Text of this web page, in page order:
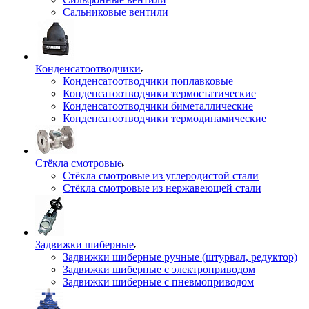
Сальниковые вентили
Конденсатоотводчики
Конденсатоотводчики поплавковые
Конденсатоотводчики термостатические
Конденсатоотводчики биметаллические
Конденсатоотводчики термодинамические
Стёкла смотровые
Стёкла смотровые из углеродистой стали
Стёкла смотровые из нержавеющей стали
Задвижки шиберные
Задвижки шиберные ручные (штурвал, редуктор)
Задвижки шиберные с электроприводом
Задвижки шиберные с пневмоприводом